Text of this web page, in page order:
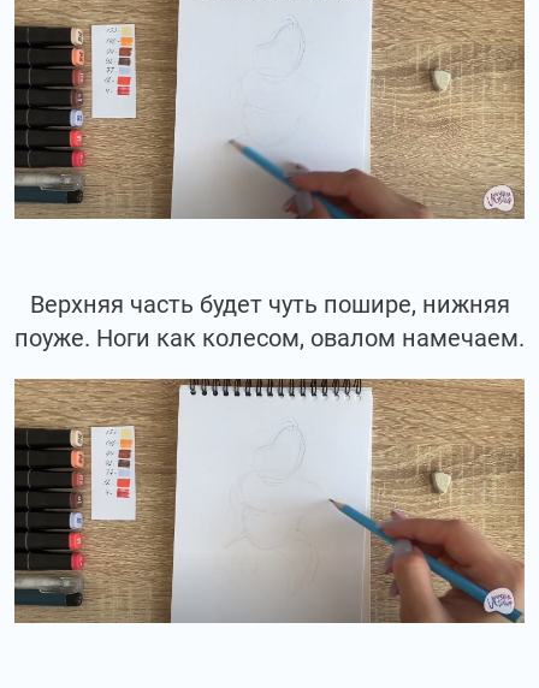
Верхняя часть будет чуть пошире, нижняя
поуже. Ноги как колесом, овалом намечаем.